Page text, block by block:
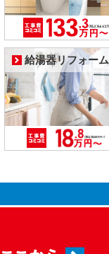
給湯器リフォーム